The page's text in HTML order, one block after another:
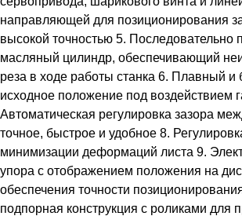
направляющей для позиционирования
высокой точностью 5. Последовательно
масляный цилиндр, обеспечивающий
реза в ходе работы станка 6. Плавный и
исходное положение под воздействием
Автоматическая регулировка зазора
точное, быстрое и удобное 8.
минимизации деформаций листа 9.
упора с отображением положения на
обеспечения точности
подпорная конструкция с роликами для